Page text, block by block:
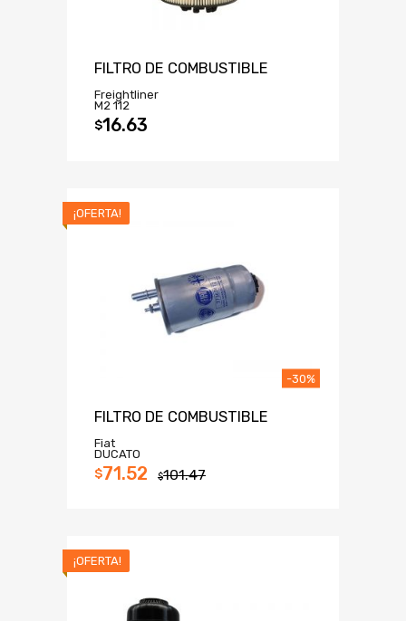
FILTRO DE COMBUSTIBLE
Freightliner
M2 112
$16.63
¡OFERTA!
FILTRO DE COMBUSTIBLE
Fiat
DUCATO
$101.47
$71.52
-30%
¡OFERTA!